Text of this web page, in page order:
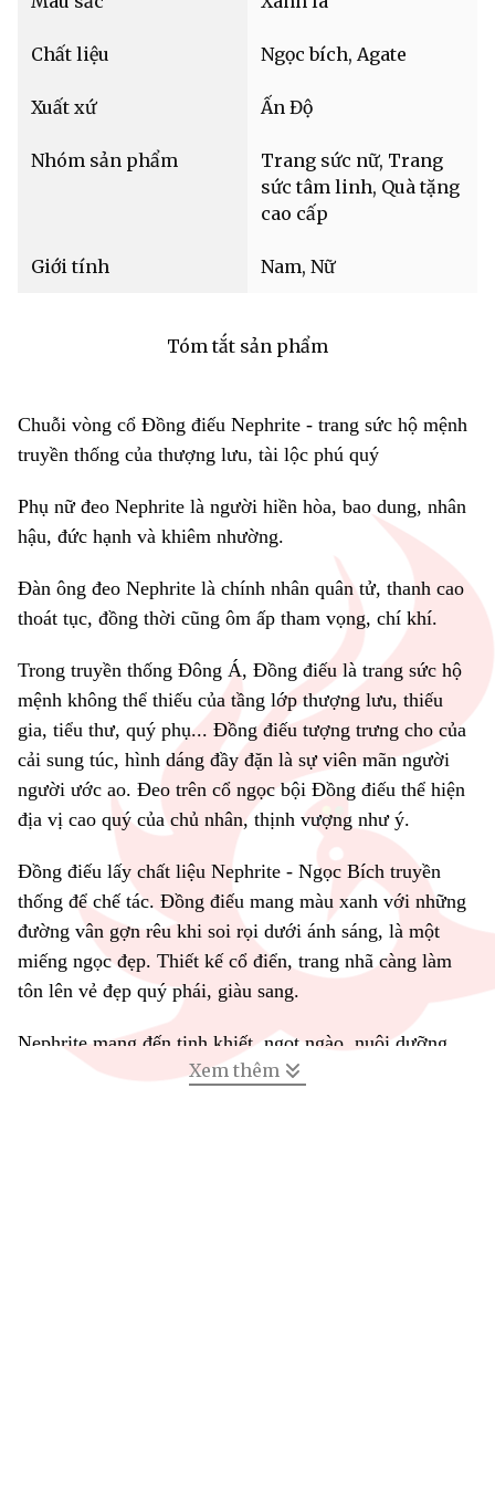
Chất liệu Ngọc bích, Agate
Xuất xứ Ấn Độ
Nhóm sản phẩm
Trang sức nữ, Trang
sức tâm linh, Quà tặng
cao cấp
Giới tính Nam, Nữ
Tóm tắt sản phẩm
Chuỗi vòng cổ Đồng điếu Nephrite - trang sức hộ mệnh
truyền thống của thượng lưu, tài lộc phú quý
Phụ nữ đeo Nephrite là người hiền hòa, bao dung, nhân
hậu, đức hạnh và khiêm nhường.
Đàn ông đeo Nephrite là chính nhân quân tử, thanh cao
thoát tục, đồng thời cũng ôm ấp tham vọng, chí khí.
Trong truyền thống Đông Á, Đồng điếu là trang sức hộ
mệnh không thể thiếu của tầng lớp thượng lưu, thiếu
gia, tiểu thư, quý phụ... Đồng điếu tượng trưng cho của
cải sung túc, hình dáng đầy đặn là sự viên mãn người
người ước ao. Đeo trên cổ ngọc bội Đồng điếu thể hiện
địa vị cao quý của chủ nhân, thịnh vượng như ý.
Đồng điếu lấy chất liệu Nephrite - Ngọc Bích truyền
thống để chế tác. Đồng điếu mang màu xanh với những
đường vân gợn rêu khi soi rọi dưới ánh sáng, là một
miếng ngọc đẹp. Thiết kế cổ điển, trang nhã càng làm
tôn lên vẻ đẹp quý phái, giàu sang.
Nephrite mang đến tinh khiết, ngọt ngào, nuôi dưỡng
năng lượng bình an, đem lại may mắn cho người sở
Xem thêm